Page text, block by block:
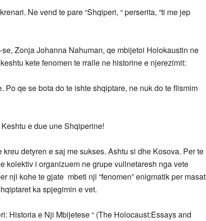
Ne vend te pare “Shqiperi, “ perserita, “ti me jep
Zonja Johanna Nahuman, qe mbijetoi Holokaustin ne
kete fenomen te rralle ne historine e njerezimit:
qe se bota do te ishte shqiptare, ne nuk do te flismim
e due une Shqiperine!
detyren e saj me sukses. Ashtu si dhe Kosova. Per te
kolektiv i organizuem ne grupe vullnetaresh nga vete
nji kohe te gjate mbeti nji “fenomen” enigmatik per masat
ka spjegimin e vet.
Historia e Nji Mbijetese “ (The Holocaust:Essays and